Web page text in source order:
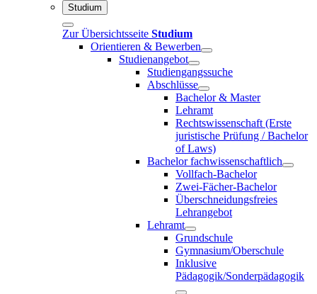
Studium
Zur Übersichtsseite Studium
Orientieren & Bewerben
Studienangebot
Studiengangssuche
Abschlüsse
Bachelor & Master
Lehramt
Rechtswissenschaft (Erste
juristische Prüfung / Bachelor
of Laws)
Bachelor fachwissenschaftlich
Vollfach-Bachelor
Zwei-Fächer-Bachelor
Überschneidungsfreies
Lehrangebot
Lehramt
Grundschule
Gymnasium/Oberschule
Inklusive
Pädagogik/Sonderpädagogik